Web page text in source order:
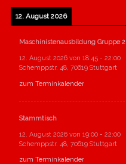
12. August 2026
Maschinistenausbildung Gruppe 2
12. August 2026 von 18:45 - 22:00
Schemppstr. 48, 70619 Stuttgart
zum Terminkalender
Stammtisch
12. August 2026 von 19:00 - 22:00
Schemppstr. 48, 70619 Stuttgart
zum Terminkalender